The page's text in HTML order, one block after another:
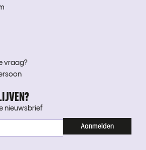
vraag?
nieuwsbrief